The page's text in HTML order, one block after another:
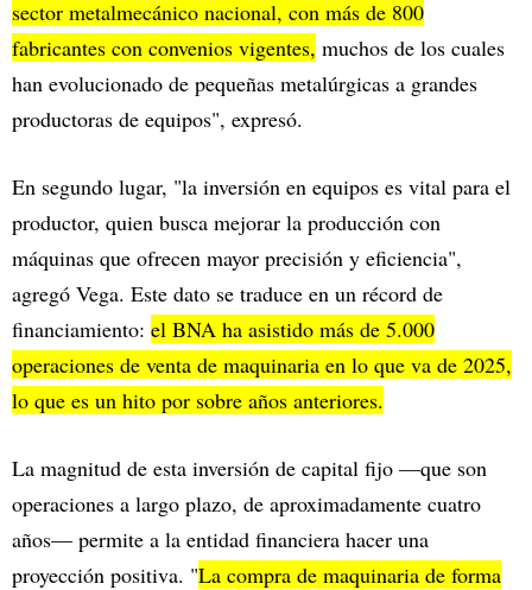
sector metalmecánico nacional, con más de 800
fabricantes con convenios vigentes, muchos de los cuales
han evolucionado de pequeñas metalúrgicas a grandes
productoras de equipos", expresó.
En segundo lugar, "la inversión en equipos es vital para el
productor, quien busca mejorar la producción con
máquinas que ofrecen mayor precisión y eficiencia",
agregó Vega. Este dato se traduce en un récord de
financiamiento: el BNA ha asistido más de 5.000
operaciones de venta de maquinaria en lo que va de 2025,
lo que es un hito por sobre años anteriores.
La magnitud de esta inversión de capital fijo —que son
operaciones a largo plazo, de aproximadamente cuatro
años— permite a la entidad financiera hacer una
proyección positiva. "La compra de maquinaria de forma